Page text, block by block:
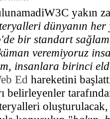
W3C yakın
dünyanın
bir standart
veremiyoruz
insanlara birinci
Ed hareketini
belirleyenler